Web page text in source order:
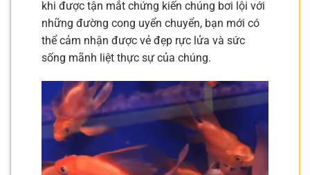
khi được tận mắt chứng kiến chúng bơi lội với
những đường cong uyển chuyển, bạn mới có
thể cảm nhận được vẻ đẹp rực lửa và sức
sống mãnh liệt thực sự của chúng.